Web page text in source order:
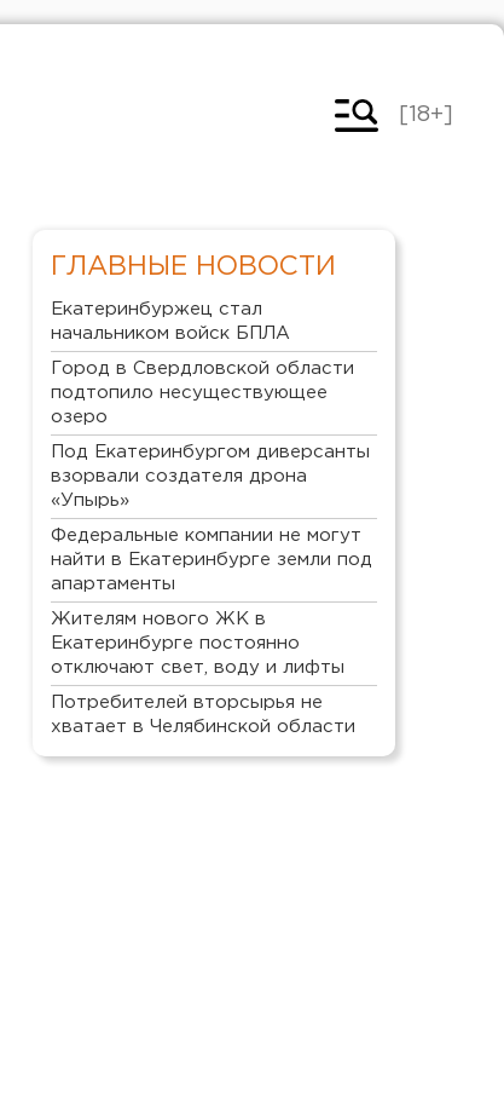
[18+]
ГЛАВНЫЕ НОВОСТИ
Екатеринбуржец стал
начальником войск БПЛА
Город в Свердловской области
подтопило несуществующее
озеро
Под Екатеринбургом диверсанты
взорвали создателя дрона
«Упырь»
Федеральные компании не могут
найти в Екатеринбурге земли под
апартаменты
Жителям нового ЖК в
Екатеринбурге постоянно
отключают свет, воду и лифты
Потребителей вторсырья не
хватает в Челябинской области